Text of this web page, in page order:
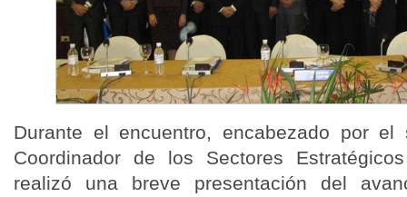
Durante el encuentro, encabezado por el
Coordinador de los Sectores
realizó una breve presentación del